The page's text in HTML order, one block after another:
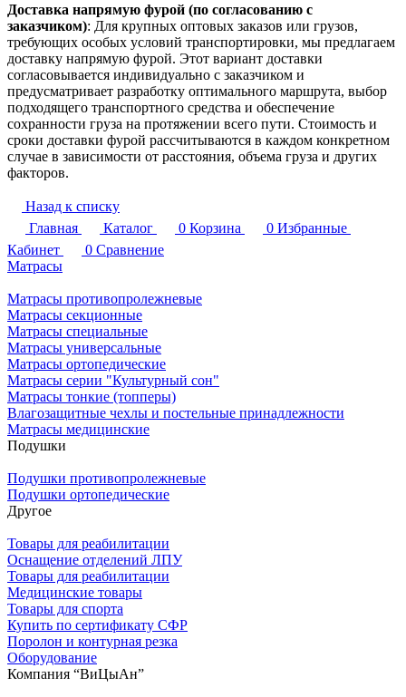
Доставка напрямую фурой (по согласованию с
заказчиком): Для крупных оптовых заказов или грузов,
требующих особых условий транспортировки, мы предлагаем
доставку напрямую фурой. Этот вариант доставки
согласовывается индивидуально с заказчиком и
предусматривает разработку оптимального маршрута, выбор
подходящего транспортного средства и обеспечение
сохранности груза на протяжении всего пути. Стоимость и
сроки доставки фурой рассчитываются в каждом конкретном
случае в зависимости от расстояния, объема груза и других
факторов.
Назад к списку
Главная
Каталог 0 Корзина 0 Избранные
Кабинет
0 Сравнение
Матрасы
Матрасы противопролежневые
Матрасы секционные
Матрасы специальные
Матрасы универсальные
Матрасы ортопедические
Матрасы серии "Культурный сон"
Матрасы тонкие (топперы)
Влагозащитные чехлы и постельные принадлежности
Матрасы медицинские
Подушки
Подушки противопролежневые
Подушки ортопедические
Другое
Товары для реабилитации
Оснащение отделений ЛПУ
Товары для реабилитации
Медицинские товары
Товары для спорта
Купить по сертификату СФР
Поролон и контурная резка
Оборудование
Компания “ВиЦыАн”